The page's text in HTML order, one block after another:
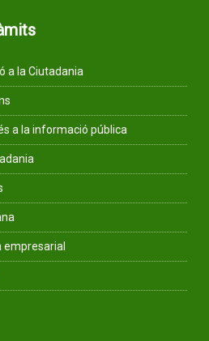
a la Ciutadania
a la informació pública
empresarial